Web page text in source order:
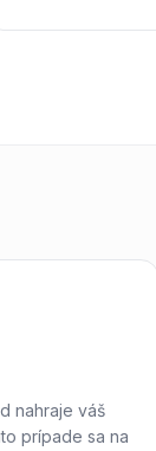
nahraje váš
prípade sa na